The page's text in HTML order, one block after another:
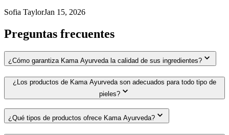
Sofia TaylorJan 15, 2026
Preguntas frecuentes
¿Cómo garantiza Kama Ayurveda la calidad de sus ingredientes?
¿Los productos de Kama Ayurveda son adecuados para todo tipo de
pieles?
¿Qué tipos de productos ofrece Kama Ayurveda?